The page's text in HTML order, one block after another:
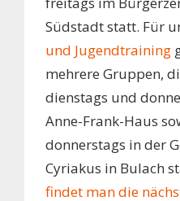
Südstadt statt. Für
und Jugendtraining
mehrere Gruppen,
dienstags und
Anne-Frank-Haus
donnerstags in der
Cyriakus in Bulach
findet man die